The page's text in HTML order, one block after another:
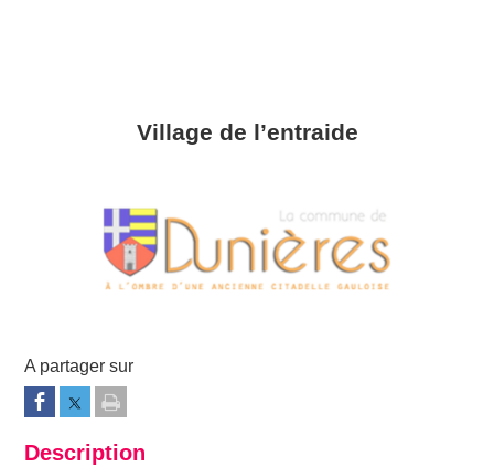
Village de l’entraide
Description